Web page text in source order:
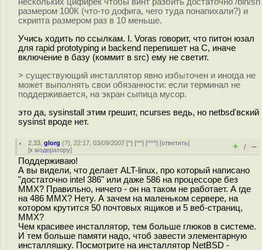
размером 100К (что-то дофига, чего туда понапихали?) и
скрипта размером раз в 10 меньше.
Учись ходить по ссылкам. I. Voras говорит, что питон юзал
для rapid prototyping и backend перепишет на C, иначе
включение в базу (коммит в src) ему не светит.
> существующий инсталлятор явно избыточен и иногда не
может выполнять свои обязанности: если терминал не
поддерживается, на экран сыпица мусор.
это да, sysinstall этим грешит, ncurses ведь, но netbsd'вский
sysinst вроде нет.
2.33 ,glorg (?), 22:17, 03/09/2007 [^] [^^] [^^^] [ответить]
[к модератору] + / –
Поддерживаю!
А вы видели, что делает ALT-linux, про который написано
"достаточно intel 386" или даже 586 на процессоре без
MMX? Правильно, ничего - он на таком не работает. А где
на 486 ММХ? Нету. А зачем на маленьком сервере, на
котором крутится 50 почтовых ящиков и 5 веб-страниц,
ММХ?
Чем красивее инсталлятор, тем больше глюков в системе.
И тем больше памяти надо, чтоб завести элементарную
инсталляшку. Посмотрите на инсталлятор NetBSD -